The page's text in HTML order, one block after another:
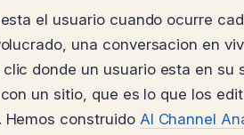
el usuario cuando ocurre
una conversacion en
donde un usuario esta en su
un sitio, que es lo que los
construido AI Channel